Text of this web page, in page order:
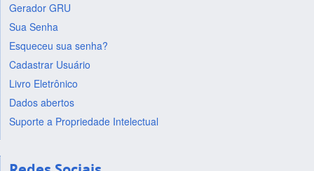
Gerador GRU
Sua Senha
Esqueceu sua senha?
Cadastrar Usuário
Livro Eletrônico
Dados abertos
Suporte a Propriedade Intelectual